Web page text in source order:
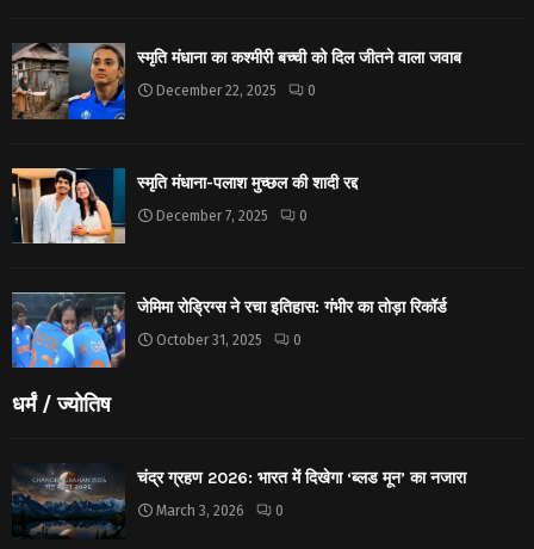
स्मृति मंधाना का कश्मीरी बच्ची को दिल जीतने वाला जवाब
December 22, 2025 0
स्मृति मंधाना-पलाश मुच्छल की शादी रद्द
December 7, 2025 0
जेमिमा रोड्रिग्स ने रचा इतिहास: गंभीर का तोड़ा रिकॉर्ड
October 31, 2025 0
धर्मं / ज्योतिष
चंद्र ग्रहण 2026: भारत में दिखेगा ‘ब्लड मून’ का नजारा
March 3, 2026 0